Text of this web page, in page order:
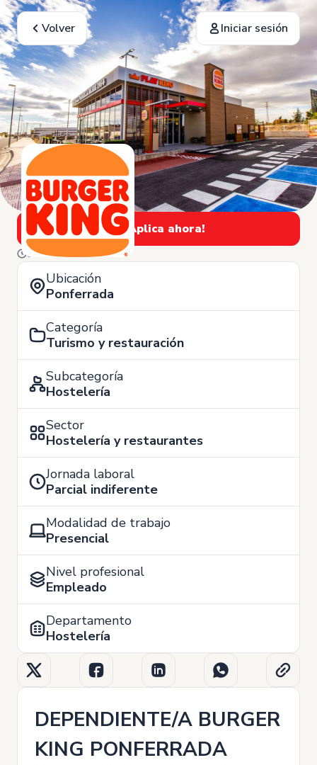
Volver Iniciar sesión
¡Aplica ahora!
3 de Junio
Ubicación
Ponferrada
Categoría
Turismo y restauración
Subcategoría
Hostelería
Sector
Hostelería y restaurantes
Jornada laboral
Parcial indiferente
Modalidad de trabajo
Presencial
Nivel profesional
Empleado
Departamento
Hostelería
DEPENDIENTE/A BURGER
KING PONFERRADA